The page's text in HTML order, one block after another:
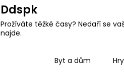
Ddspk
Prožíváte těžké časy? Nedaří se
najde.
Byt a dům Hry